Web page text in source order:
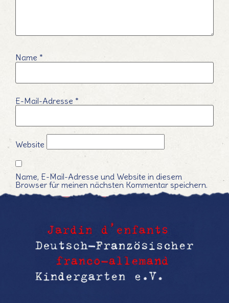
Name *
E-Mail-Adresse *
Website
Name, E-Mail-Adresse und Website in diesem
Browser für meinen nächsten Kommentar speichern.